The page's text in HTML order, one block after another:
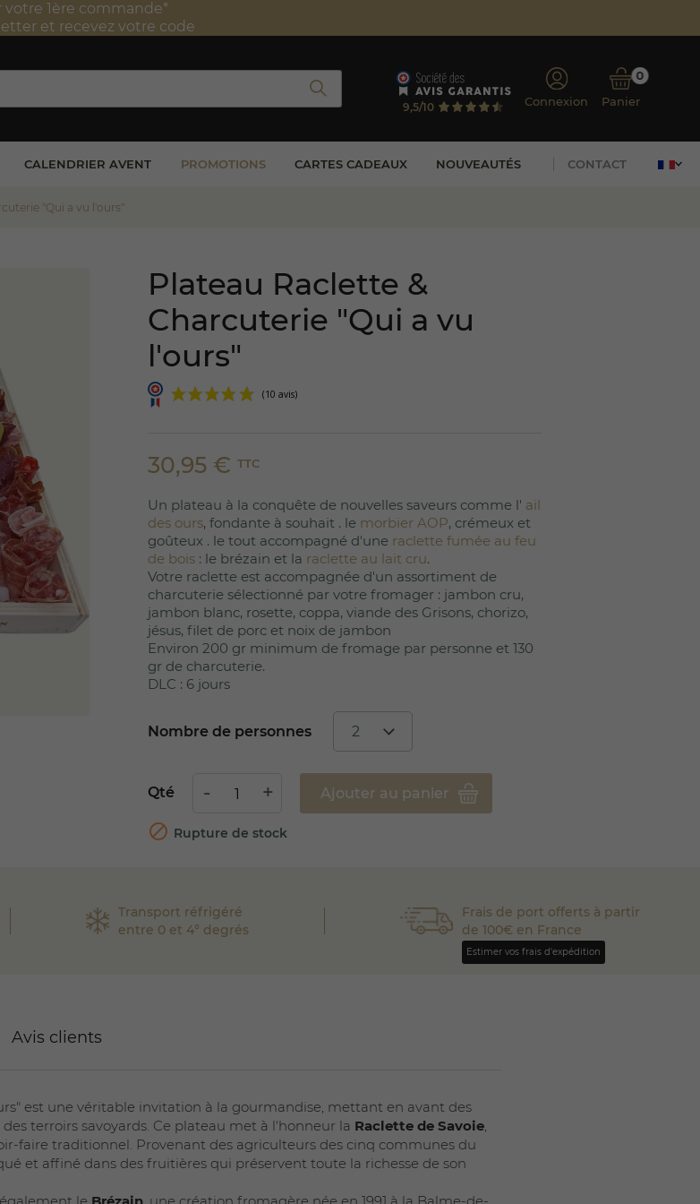
de 100 € TTC d'achat*
France métropolitaine
9,5/10 Connexion Panier
0
CALENDRIER AVENT PROMOTIONS CARTES CADEAUX NOUVEAUTÉS CONTACT
"Qui a vu l'ours"
Transport réfrigéré
entre 0 et 4° degrés
Frais de port offerts à partir
de 100€ en France
Estimer vos frais d'expédition
Avis clients
est une véritable invitation à la gourmandise, mettant en avant des
terroirs savoyards. Ce plateau met à l'honneur la Raclette de Savoie,
faire traditionnel. Provenant des agriculteurs des cinq communes du
et affiné dans des fruitières qui préservent toute la richesse de son
Plateau Raclette &
Charcuterie "Qui a vu
l'ours"
30,95 € TTC
Un plateau à la conquête de nouvelles saveurs comme l' ail
des ours, fondante à souhait . le morbier AOP, crémeux et
goûteux . le tout accompagné d'une raclette fumée au feu
de bois : le brézain et la raclette au lait cru.
Votre raclette est accompagnée d'un assortiment de
charcuterie sélectionné par votre fromager : jambon cru,
jambon blanc, rosette, coppa, viande des Grisons, chorizo,
jésus, filet de porc et noix de jambon
Environ 200 gr minimum de fromage par personne et 130
gr de charcuterie.
DLC : 6 jours
Nombre de personnes
Qté Ajouter au panier
 Rupture de stock